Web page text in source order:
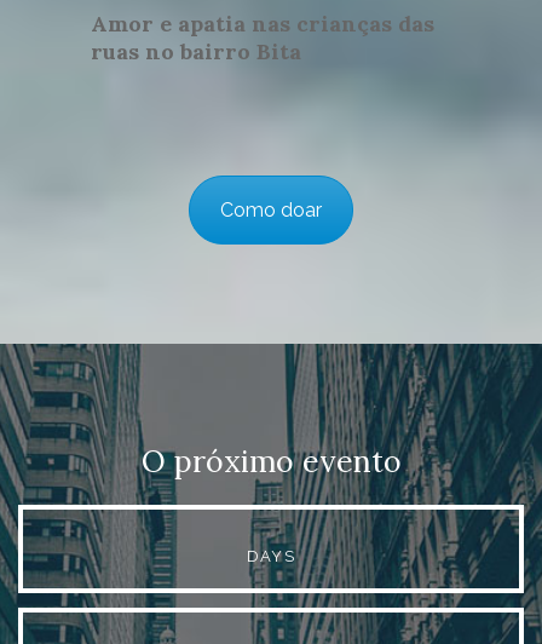
Amor e apatia nas crianças das
ruas no bairro Bita
Como doar
O próximo evento
DAYS